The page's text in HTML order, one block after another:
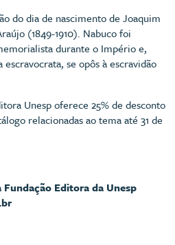
do dia de nascimento de Joaquim
(1849-1910). Nabuco foi
durante o Império e,
se opôs à escravidão
Unesp oferece 25% de desconto
relacionadas ao tema até 31 de
Editora da Unesp